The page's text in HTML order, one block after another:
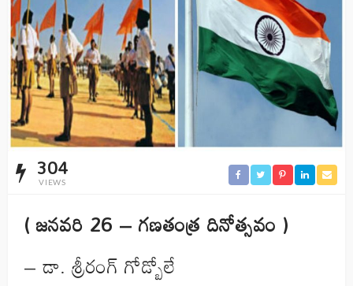
304
VIEWS
( జనవరి 26 – గణతంత్ర దినోత్సవం )
– డా. శ్రీరంగ్ గోడ్బోలే